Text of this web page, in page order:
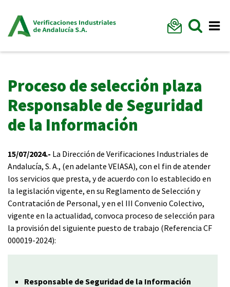
Proceso de selección plaza
Responsable de Seguridad
de la Información
15/07/2024.- La Dirección de Verificaciones Industriales de
Andalucía, S. A., (en adelante VEIASA), con el fin de atender
los servicios que presta, y de acuerdo con lo establecido en
la legislación vigente, en su Reglamento de Selección y
Contratación de Personal, y en el III Convenio Colectivo,
vigente en la actualidad, convoca proceso de selección para
la provisión del siguiente puesto de trabajo (Referencia CF
000019-2024):
Responsable de Seguridad de la Información